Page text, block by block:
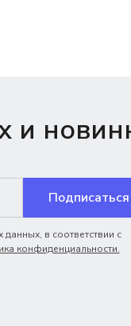
и
Подписаться
в соответствии с
конфиденциальности.